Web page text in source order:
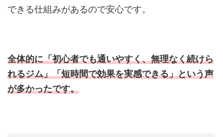
できる仕組みがあるので安心です。
全体的に「初心者でも通いやすく、無理なく続けら
れるジム」「短時間で効果を実感できる」という声
が多かったです。